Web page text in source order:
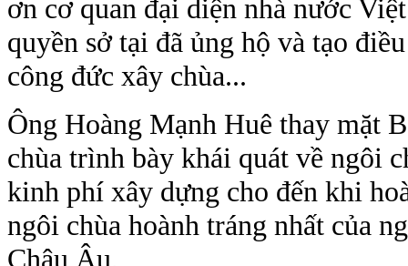
ơn cơ quan đại diện nhà nước
quyền sở tại đã ủng hộ và tạo
công đức xây chùa...
Ông Hoàng Mạnh Huê thay mặt
chùa trình bày khái quát về ngôi
kinh phí xây dựng cho đến khi
ngôi chùa hoành tráng nhất của
Châu Âu,